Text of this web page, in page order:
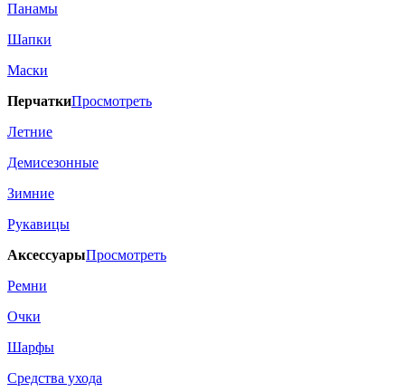
Панамы
Шапки
Маски
ПерчаткиПросмотреть
Летние
Демисезонные
Зимние
Рукавицы
АксессуарыПросмотреть
Ремни
Очки
Шарфы
Средства ухода